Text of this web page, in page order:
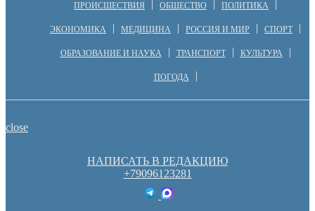
ПРОИСШЕСТВИЯ ОБЩЕСТВО ПОЛИТИКА
ЭКОНОМИКА МЕДИЦИНА РОССИЯ И МИР СПОРТ
ОБРАЗОВАНИЕ И НАУКА ТРАНСПОРТ КУЛЬТУРА
ПОГОДА
close
НАПИСАТЬ В РЕДАКЦИЮ
+79096123281